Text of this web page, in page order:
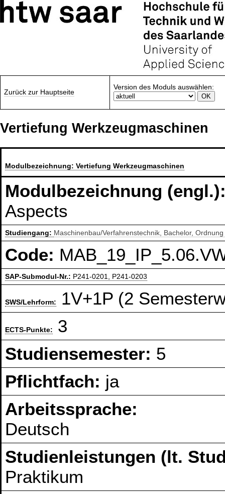
Zurück zur Hauptseite
Version des Moduls auswählen:
Vertiefung Werkzeugmaschinen
Modulbezeichnung:Vertiefung Werkzeugmaschinen
Modulbezeichnung
Aspects
Studiengang: Maschinenbau/Verfahrenstechnik, Bachelor,
Code:
SAP-Submodul-Nr.: P241-0201, P241-0203
SWS/Lehrform: 1V+1P (2
ECTS-Punkte:
3
Studiensemester: 5
Pflichtfach: ja
Arbeitssprache:
Deutsch
Studienleistungen (lt.
Praktikum